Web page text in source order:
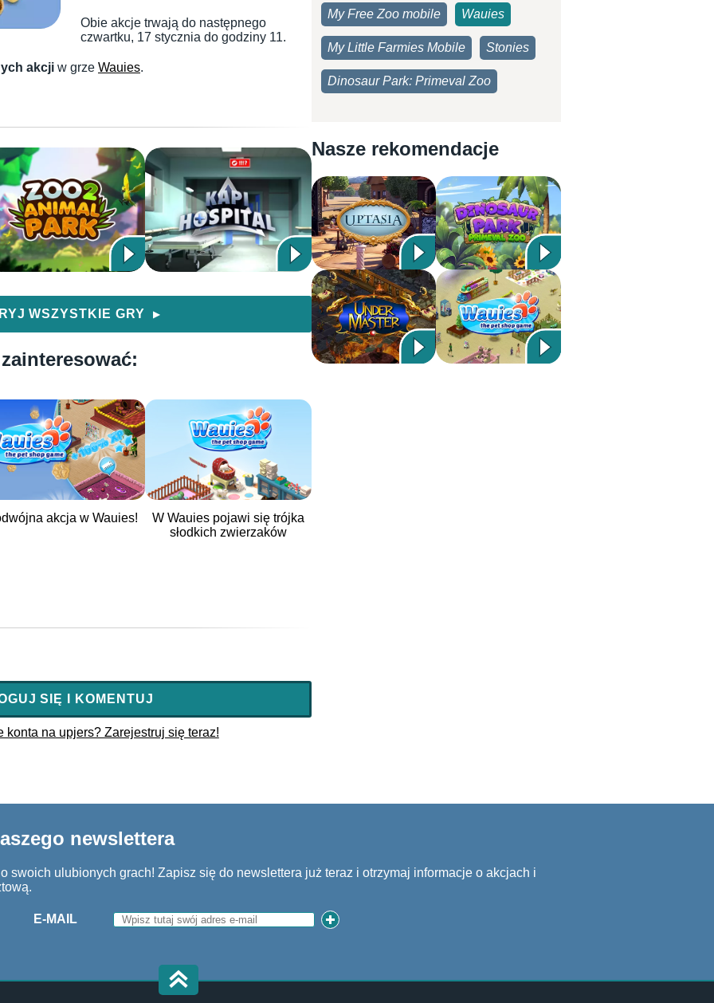
Obie akcje trwają do następnego
czwartku, 17 stycznia do godziny 11.
akcji w grze Wauies.
WSZYSTKIE GRY ▶
akcja w Wauies!
W Wauies pojawi się trójka
słodkich zwierzaków
SIĘ I KOMENTUJ
konta na upjers? Zarejestruj się teraz!
My Free Zoo mobile Wauies
My Little Farmies Mobile Stonies
Dinosaur Park: Primeval Zoo
Nasze rekomendacje
newslettera
swoich ulubionych grach! Zapisz się do newslettera już teraz i otrzymaj informacje o akcjach i
E-MAIL